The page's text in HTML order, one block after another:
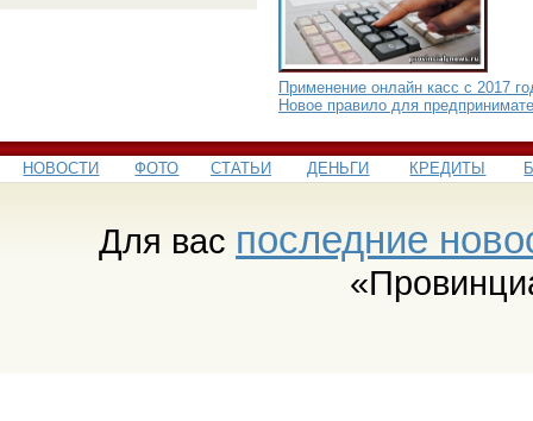
Применение онлайн касс с 2017
Новое правило для
НОВОСТИ ФОТО СТАТЬИ ДЕНЬГИ КРЕДИТЫ
Для вас последние